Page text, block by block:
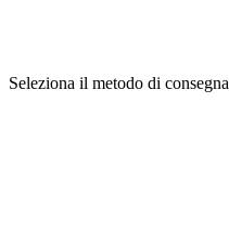
Seleziona il metodo di consegna